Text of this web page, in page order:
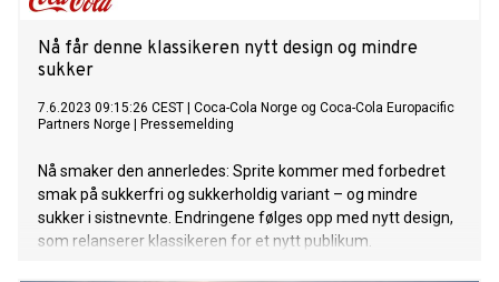
Nå får denne klassikeren nytt design og mindre
sukker
7.6.2023 09:15:26 CEST
Coca-Cola Norge og Coca-Cola Europacific
Partners Norge
Pressemelding
Nå smaker den annerledes: Sprite kommer med forbedret
smak på sukkerfri og sukkerholdig variant – og mindre
sukker i sistnevnte. Endringene følges opp med nytt design,
som relanserer klassikeren for et nytt publikum.